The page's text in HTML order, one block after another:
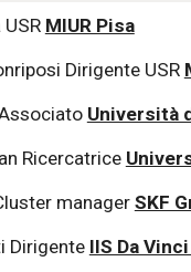
MIUR Pisa
Dirigente USR
Università
Ricercatrice
managerSKF
Dirigente IIS Da